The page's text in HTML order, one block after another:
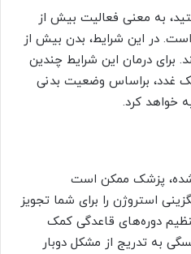
به معنی فعالیت بیش از
است. در این شرایط، بدن بیش از
برای درمان این شرایط چندین
غدد، براساس وضعیت بدنی
خواهد کرد.
شده، پزشک ممکن است
استروژن را برای شما تجویز
دوره‌های قاعدگی کمک
به تدریج از مشکل دوبار